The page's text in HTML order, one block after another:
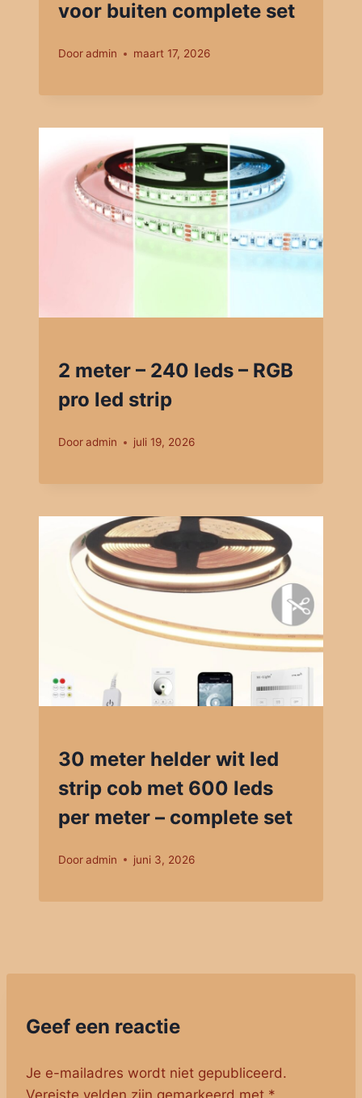
voor buiten complete set
Dooradmin maart 17, 2026
2 meter – 240 leds – RGB
pro led strip
Dooradmin juli 19, 2026
30 meter helder wit led
strip cob met 600 leds
per meter – complete set
Dooradmin juni 3, 2026
Geef een reactie
Je e-mailadres wordt niet gepubliceerd.
Vereiste velden zijn gemarkeerd met *